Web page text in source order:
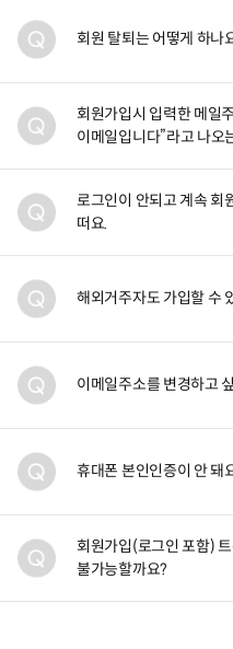
회원 탈퇴는 어떻게 하나
회원가입시 입력한 메일
이메일입니다”라고 나오
로그인이 안되고 계속 회
떠요.
해외거주자도 가입할 수
이메일주소를 변경하고
휴대폰 본인인증이 안 돼
회원가입(로그인 포함)
불가능할까요?